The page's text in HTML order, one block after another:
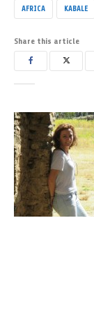
AFRICA KABALE
Share this article